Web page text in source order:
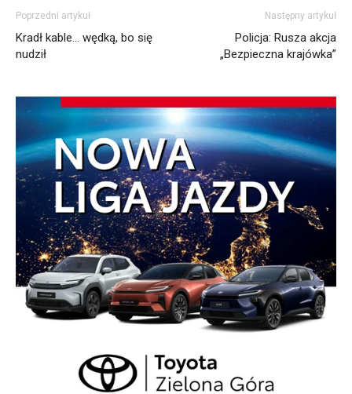
Poprzedni artykuł
Kradł kable… wędką, bo się
nudził
Następny artykuł
Policja: Rusza akcja
„Bezpieczna krajówka”